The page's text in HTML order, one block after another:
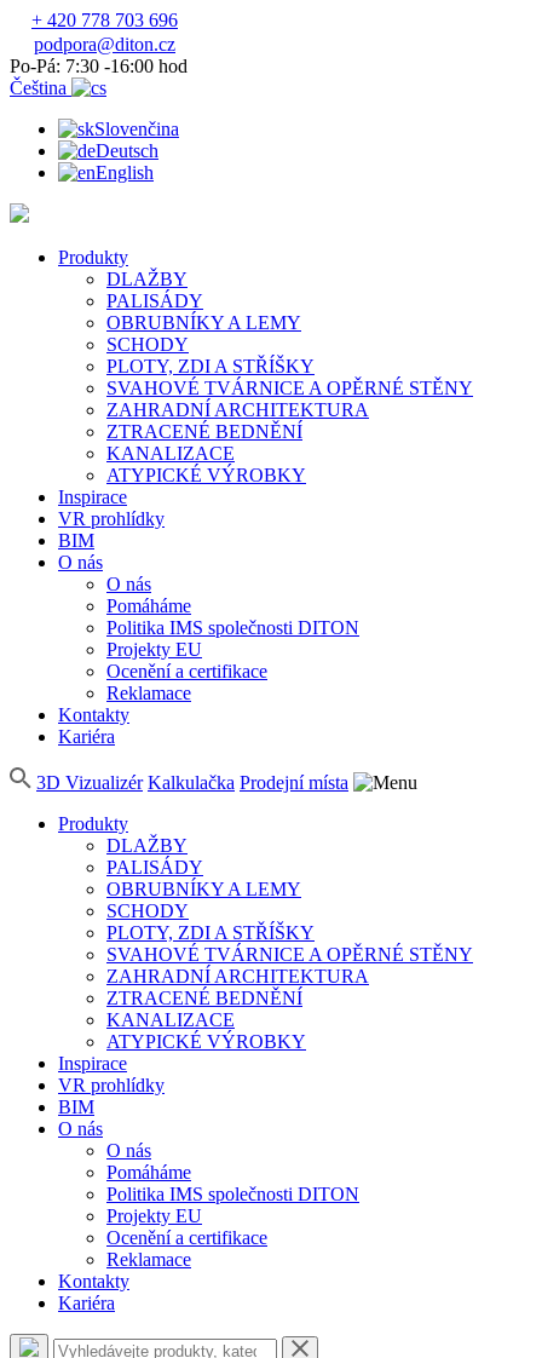
+ 420 778 703 696
podpora@diton.cz
Po-Pá: 7:30 -16:00 hod
Čeština
Slovenčina
Deutsch
English
Produkty
DLAŽBY
PALISÁDY
OBRUBNÍKY A LEMY
SCHODY
PLOTY, ZDI A STŘÍŠKY
SVAHOVÉ TVÁRNICE A OPĚRNÉ STĚNY
ZAHRADNÍ ARCHITEKTURA
ZTRACENÉ BEDNĚNÍ
KANALIZACE
ATYPICKÉ VÝROBKY
Inspirace
VR prohlídky
BIM
O nás
O nás
Pomáháme
Politika IMS společnosti DITON
Projekty EU
Ocenění a certifikace
Reklamace
Kontakty
Kariéra
3D Vizualizér Kalkulačka Prodejní místa
Produkty
DLAŽBY
PALISÁDY
OBRUBNÍKY A LEMY
SCHODY
PLOTY, ZDI A STŘÍŠKY
SVAHOVÉ TVÁRNICE A OPĚRNÉ STĚNY
ZAHRADNÍ ARCHITEKTURA
ZTRACENÉ BEDNĚNÍ
KANALIZACE
ATYPICKÉ VÝROBKY
Inspirace
VR prohlídky
BIM
O nás
O nás
Pomáháme
Politika IMS společnosti DITON
Projekty EU
Ocenění a certifikace
Reklamace
Kontakty
Kariéra